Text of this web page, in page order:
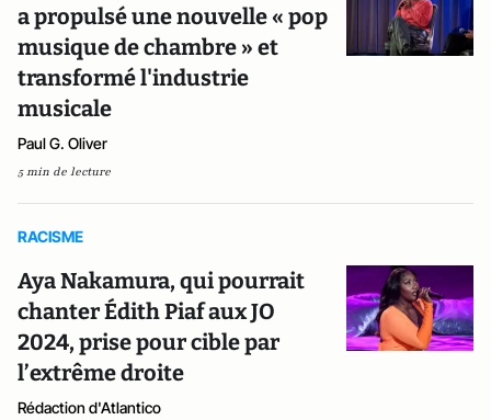
a propulsé une nouvelle « pop
musique de chambre » et
transformé l'industrie
musicale
Paul G. Oliver
5 min de lecture
RACISME
Aya Nakamura, qui pourrait
chanter Édith Piaf aux JO
2024, prise pour cible par
l’extrême droite
Rédaction d'Atlantico